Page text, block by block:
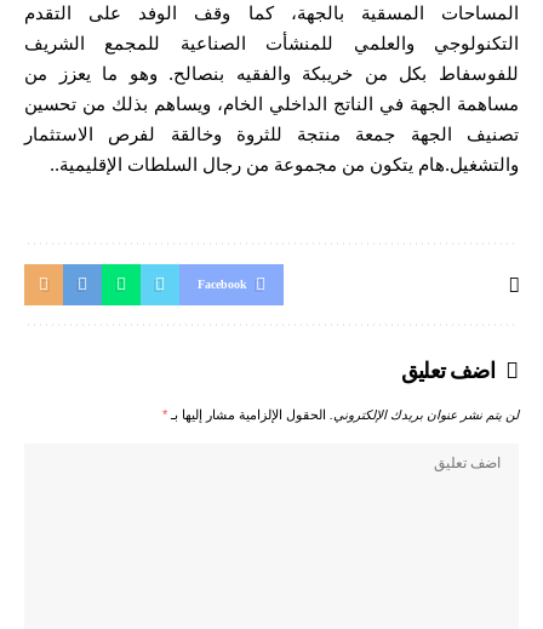
المساحات المسقية بالجهة، كما وقف الوفد على التقدم
التكنولوجي والعلمي للمنشأت الصناعية للمجمع الشريف
للفوسفاط بكل من خريبكة والفقيه بنصالح. وهو ما يعزز من
مساهمة الجهة في الناتج الداخلي الخام، ويساهم بذلك من تحسين
تصنيف الجهة جمعة منتجة للثروة وخالقة لفرص الاستثمار
والتشغيل.هام يتكون من مجموعة من رجال السلطات الإقليمية..
Facebook
اضف تعليق
لن يتم نشر عنوان بريدك الإلكتروني. الحقول الإلزامية مشار إليها بـ*